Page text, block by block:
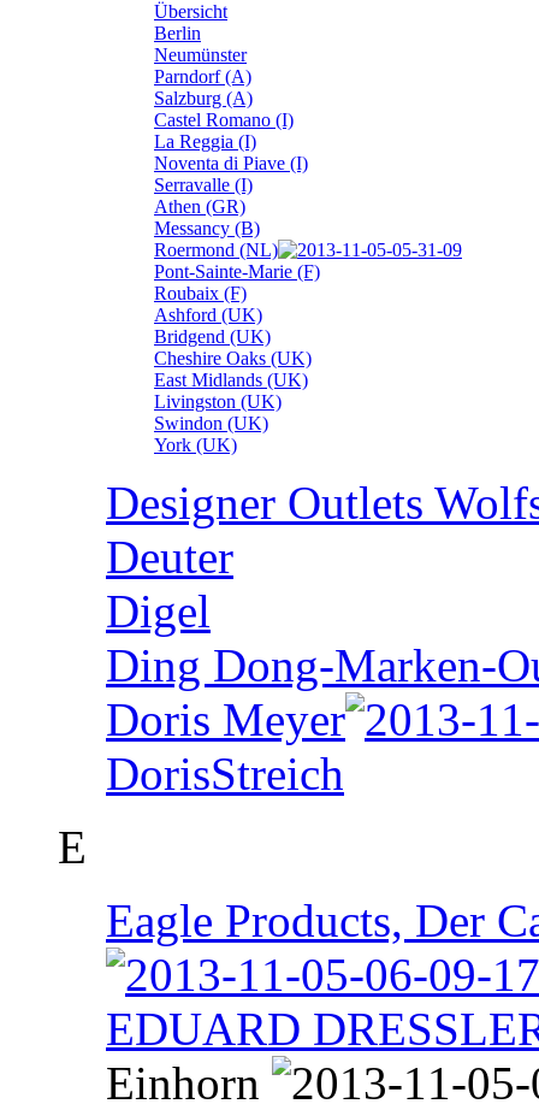
Übersicht
Berlin
Neumünster
Parndorf (A)
Salzburg (A)
Castel Romano (I)
La Reggia (I)
Noventa di Piave (I)
Serravalle (I)
Athen (GR)
Messancy (B)
Roermond (NL)
Pont-Sainte-Marie (F)
Roubaix (F)
Ashford (UK)
Bridgend (UK)
Cheshire Oaks (UK)
East Midlands (UK)
Livingston (UK)
Swindon (UK)
York (UK)
Designer Outlets
Deuter
Digel
Ding Dong-Marken-
Doris Meyer
DorisStreich
E
Eagle Products, Der
EDUARD
Einhorn